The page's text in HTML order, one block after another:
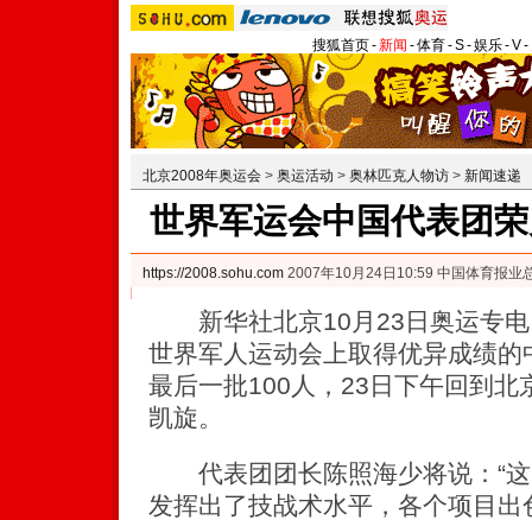
搜狐首页-新闻 -体育-S-娱乐-V-
北京2008年奥运会 > 奥运活动 > 奥林匹克人物访 > 新闻速递
世界军运会中国代表团
https://2008.sohu.com 2007年10月24日10:59 中国体育报业
新华社北京10月23日奥运专电
世界军人运动会上取得优异成绩
最后一批100人，23日下午回到北
凯旋。
代表团团长陈照海少将说：“这
发挥出了技战术水平，各个项目